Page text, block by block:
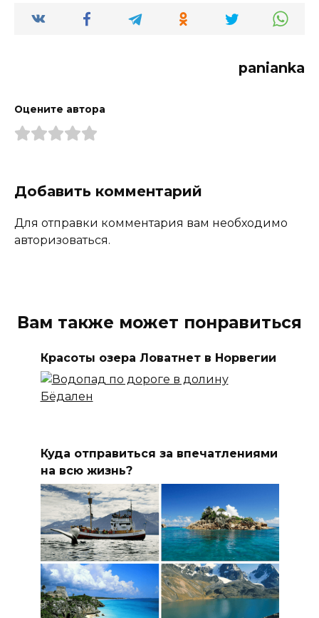
panianka
Оцените автора
Добавить комментарий
Для отправки комментария вам необходимо
авторизоваться.
Вам также может понравиться
Красоты озера Ловатнет в Норвегии
Куда отправиться за впечатлениями
на всю жизнь?